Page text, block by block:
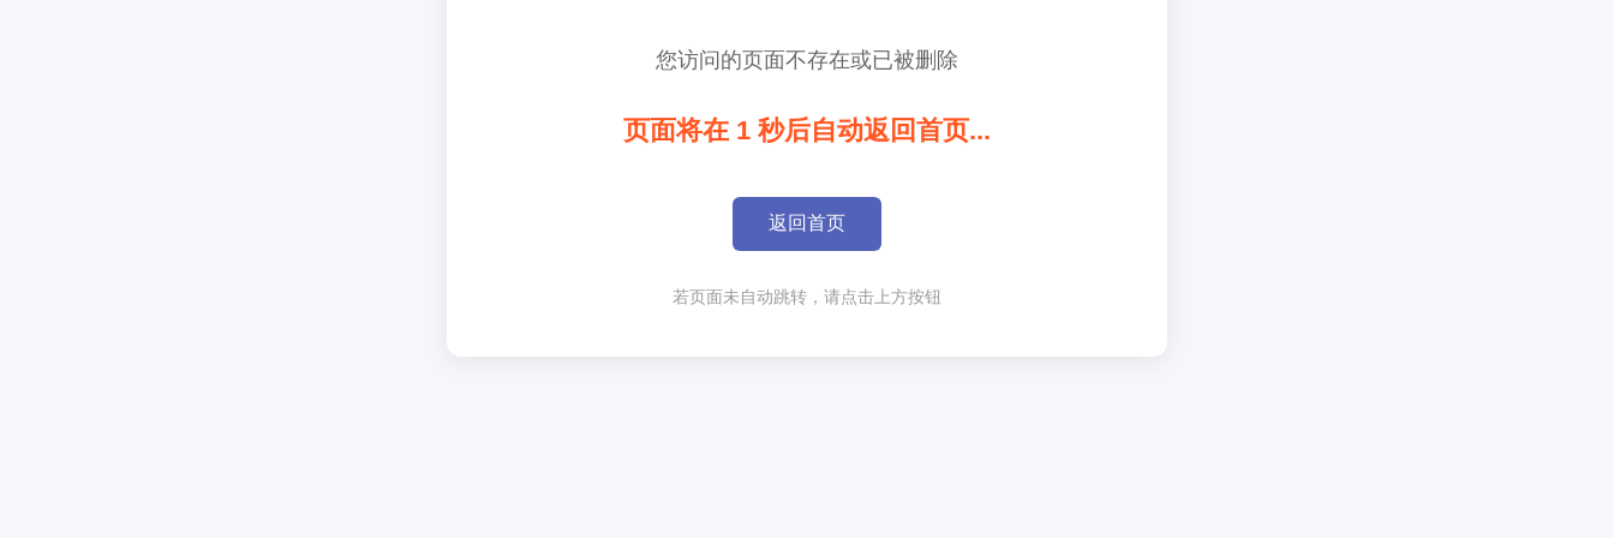
您访问的页面不存在或已被删除
页面将在 1 秒后自动返回首页...
返回首页
若页面未自动跳转，请点击上方按钮